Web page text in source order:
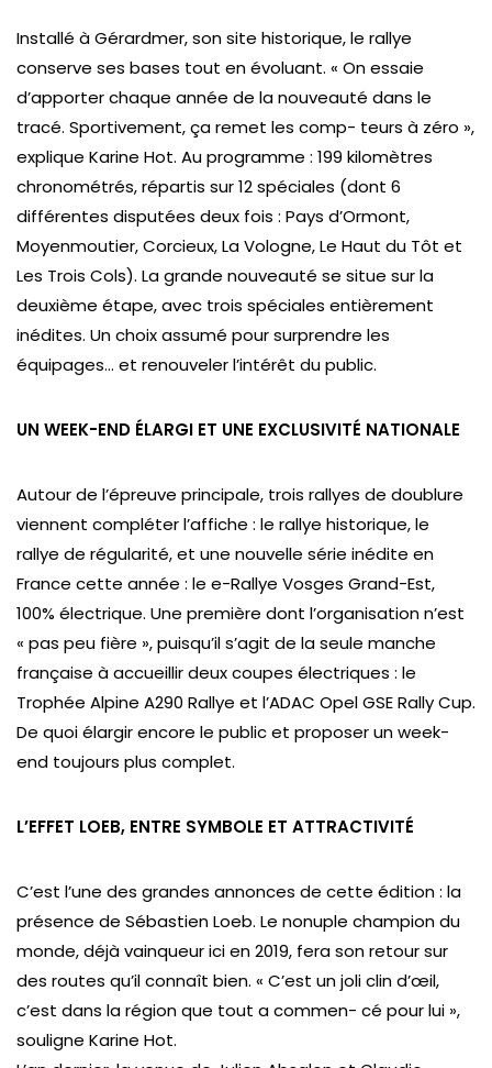
Installé à Gérardmer, son site historique, le rallye
conserve ses bases tout en évoluant. « On essaie
d’apporter chaque année de la nouveauté dans le
tracé. Sportivement, ça remet les comp- teurs à zéro »,
explique Karine Hot. Au programme : 199 kilomètres
chronométrés, répartis sur 12 spéciales (dont 6
différentes disputées deux fois : Pays d’Ormont,
Moyenmoutier, Corcieux, La Vologne, Le Haut du Tôt et
Les Trois Cols). La grande nouveauté se situe sur la
deuxième étape, avec trois spéciales entièrement
inédites. Un choix assumé pour surprendre les
équipages… et renouveler l’intérêt du public.
UN WEEK-END ÉLARGI ET UNE EXCLUSIVITÉ NATIONALE
Autour de l’épreuve principale, trois rallyes de doublure
viennent compléter l’affiche : le rallye historique, le
rallye de régularité, et une nouvelle série inédite en
France cette année : le e-Rallye Vosges Grand-Est,
100% électrique. Une première dont l’organisation n’est
« pas peu fière », puisqu’il s’agit de la seule manche
française à accueillir deux coupes électriques : le
Trophée Alpine A290 Rallye et l’ADAC Opel GSE Rally Cup.
De quoi élargir encore le public et proposer un week-
end toujours plus complet.
L’EFFET LOEB, ENTRE SYMBOLE ET ATTRACTIVITÉ
C’est l’une des grandes annonces de cette édition : la
présence de Sébastien Loeb. Le nonuple champion du
monde, déjà vainqueur ici en 2019, fera son retour sur
des routes qu’il connaît bien. « C’est un joli clin d’œil,
c’est dans la région que tout a commen- cé pour lui »,
souligne Karine Hot.